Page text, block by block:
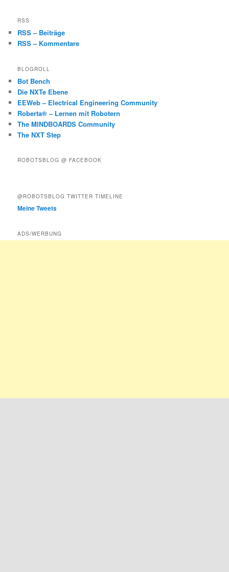
RSS
RSS – Beiträge
RSS – Kommentare
BLOGROLL
Bot Bench
Die NXTe Ebene
EEWeb – Electrical Engineering Community
Roberta® – Lernen mit Robotern
The MINDBOARDS Community
The NXT Step
ROBOTSBLOG @ FACEBOOK
@ROBOTSBLOG TWITTER TIMELINE
Meine Tweets
ADS/WERBUNG